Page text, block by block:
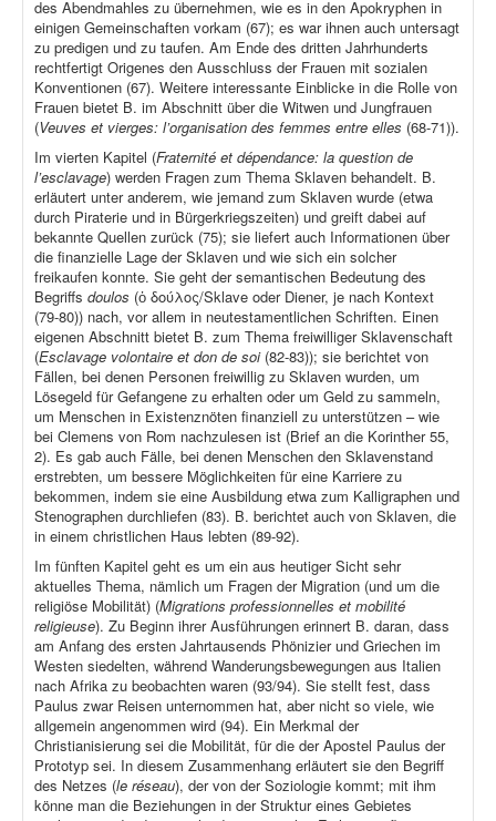
des Abendmahles zu übernehmen, wie es in den Apokryphen in
einigen Gemeinschaften vorkam (67); es war ihnen auch untersagt
zu predigen und zu taufen. Am Ende des dritten Jahrhunderts
rechtfertigt Origenes den Ausschluss der Frauen mit sozialen
Konventionen (67). Weitere interessante Einblicke in die Rolle von
Frauen bietet B. im Abschnitt über die Witwen und Jungfrauen
(Veuves et vierges: l’organisation des femmes entre elles (68-71)).
Im vierten Kapitel (Fraternité et dépendance: la question de
l’esclavage) werden Fragen zum Thema Sklaven behandelt. B.
erläutert unter anderem, wie jemand zum Sklaven wurde (etwa
durch Piraterie und in Bürgerkriegszeiten) und greift dabei auf
bekannte Quellen zurück (75); sie liefert auch Informationen über
die finanzielle Lage der Sklaven und wie sich ein solcher
freikaufen konnte. Sie geht der semantischen Bedeutung des
Begriffs doulos (ὁ δούλος/Sklave oder Diener, je nach Kontext
(79-80)) nach, vor allem in neutestamentlichen Schriften. Einen
eigenen Abschnitt bietet B. zum Thema freiwilliger Sklavenschaft
(Esclavage volontaire et don de soi(82-83)); sie berichtet von
Fällen, bei denen Personen freiwillig zu Sklaven wurden, um
Lösegeld für Gefangene zu erhalten oder um Geld zu sammeln,
um Menschen in Existenznöten finanziell zu unterstützen – wie
bei Clemens von Rom nachzulesen ist (Brief an die Korinther 55,
2). Es gab auch Fälle, bei denen Menschen den Sklavenstand
erstrebten, um bessere Möglichkeiten für eine Karriere zu
bekommen, indem sie eine Ausbildung etwa zum Kalligraphen und
Stenographen durchliefen (83). B. berichtet auch von Sklaven, die
in einem christlichen Haus lebten (89-92).
Im fünften Kapitel geht es um ein aus heutiger Sicht sehr
aktuelles Thema, nämlich um Fragen der Migration (und um die
religiöse Mobilität) (Migrations professionnelles et mobilité
religieuse). Zu Beginn ihrer Ausführungen erinnert B. daran, dass
am Anfang des ersten Jahrtausends Phönizier und Griechen im
Westen siedelten, während Wanderungsbewegungen aus Italien
nach Afrika zu beobachten waren (93/94). Sie stellt fest, dass
Paulus zwar Reisen unternommen hat, aber nicht so viele, wie
allgemein angenommen wird (94). Ein Merkmal der
Christianisierung sei die Mobilität, für die der Apostel Paulus der
Prototyp sei. In diesem Zusammenhang erläutert sie den Begriff
des Netzes (le réseau), der von der Soziologie kommt; mit ihm
könne man die Beziehungen in der Struktur eines Gebietes